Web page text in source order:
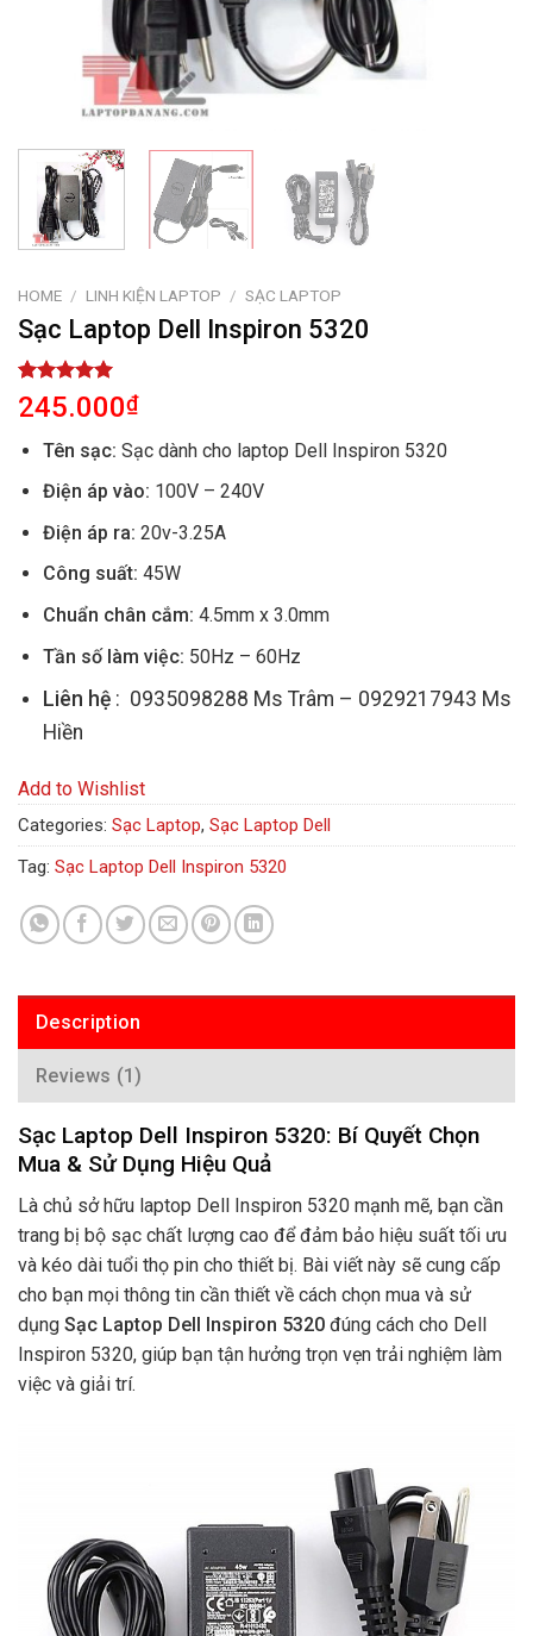
HOME / LINH KIỆN LAPTOP / SẠC LAPTOP
Sạc Laptop Dell Inspiron 5320
Rated 5.00
out of 5
1
customer
245.000₫
Tên sạc: Sạc dành cho laptop Dell Inspiron 5320
Điện áp vào: 100V – 240V
Điện áp ra: 20v-3.25A
Công suất: 45W
Chuẩn chân cắm: 4.5mm x 3.0mm
Tần số làm việc: 50Hz – 60Hz
Liên hệ: 0935098288 Ms Trâm – 0929217943 Ms
Hiền
Add to Wishlist
Categories: Sạc Laptop, Sạc Laptop Dell
Tag: Sạc Laptop Dell Inspiron 5320
Description
Reviews (1)
Sạc Laptop Dell Inspiron 5320: Bí Quyết Chọn
Mua & Sử Dụng Hiệu Quả
Là chủ sở hữu laptop Dell Inspiron 5320 mạnh mẽ, bạn cần
trang bị bộ sạc chất lượng cao để đảm bảo hiệu suất tối ưu
và kéo dài tuổi thọ pin cho thiết bị. Bài viết này sẽ cung cấp
cho bạn mọi thông tin cần thiết về cách chọn mua và sử
dụng Sạc Laptop Dell Inspiron 5320 đúng cách cho Dell
Inspiron 5320, giúp bạn tận hưởng trọn vẹn trải nghiệm làm
việc và giải trí.